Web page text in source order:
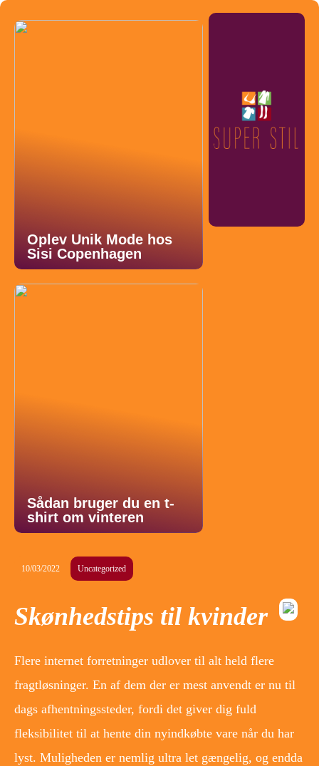
Oplev Unik Mode hos
Sisi Copenhagen
Sådan bruger du en t-
shirt om vinteren
10/03/2022 Uncategorized
Skønhedstips til kvinder
Flere internet forretninger udlover til alt held flere
fragtløsninger. En af dem der er mest anvendt er nu til
dags afhentningssteder, fordi det giver dig fuld
fleksibilitet til at hente din nyindkøbte vare når du har
lyst. Muligheden er nemlig ultra let gængelig, og endda